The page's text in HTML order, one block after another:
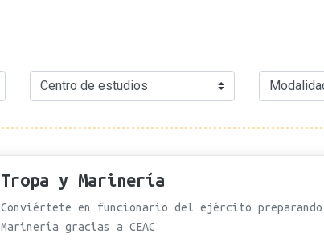
Tropa y Marinería
Conviértete en funcionario del ejército
Marinería gracias a CEAC